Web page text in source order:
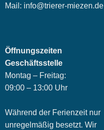
Mail: info@trierer-miezen.de
Öffnungszeiten
Geschäftsstelle
Montag – Freitag:
09:00 – 13:00 Uhr
Während der Ferienzeit nur
unregelmäßig besetzt. Wir